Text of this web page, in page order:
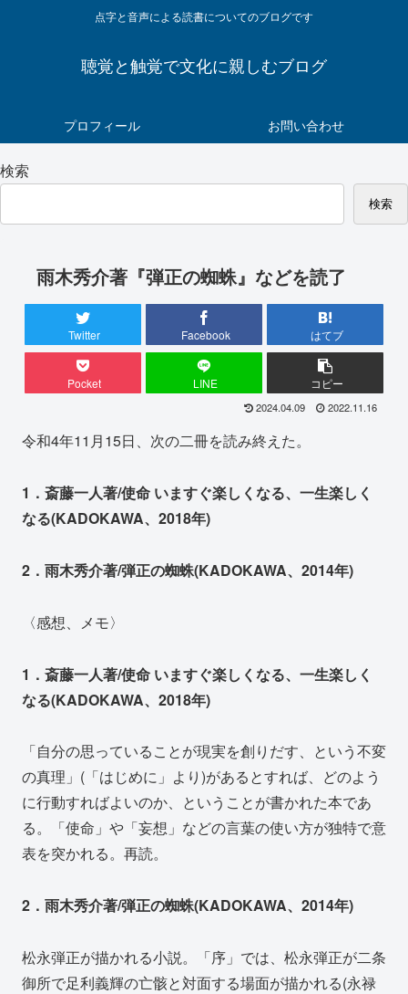
点字と音声による読書についてのブログです
聴覚と触覚で文化に親しむブログ
プロフィール お問い合わせ
検索
検索
雨木秀介著『弾正の蜘蛛』などを読了
Twitter Facebook はてブ
Pocket LINE コピー
2024.04.09 2022.11.16
令和4年11月15日、次の二冊を読み終えた。
1．斎藤一人著/使命 いますぐ楽しくなる、一生楽しく
なる(KADOKAWA、2018年)
2．雨木秀介著/弾正の蜘蛛(KADOKAWA、2014年)
〈感想、メモ〉
1．斎藤一人著/使命 いますぐ楽しくなる、一生楽しく
なる(KADOKAWA、2018年)
「自分の思っていることが現実を創りだす、という不変
の真理」(「はじめに」より)があるとすれば、どのよう
に行動すればよいのか、ということが書かれた本であ
る。「使命」や「妄想」などの言葉の使い方が独特で意
表を突かれる。再読。
2．雨木秀介著/弾正の蜘蛛(KADOKAWA、2014年)
松永弾正が描かれる小説。「序」では、松永弾正が二条
御所で足利義輝の亡骸と対面する場面が描かれる(永禄